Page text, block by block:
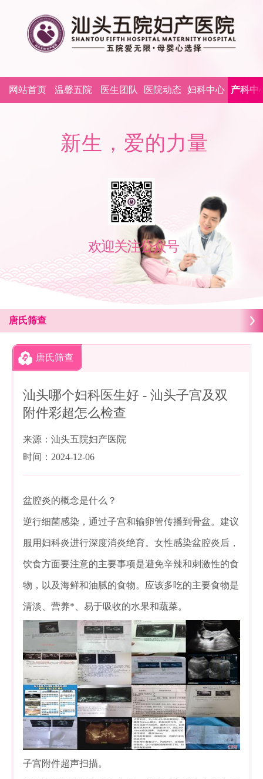
网站首页 温馨五院 医生团队 医院动态 妇科中心 产科中
欢 迎 关 注 公 众 号
新 生 ， 爱 的 力 量
欢迎关注公众号
精
唐氏筛查
唐氏筛查
汕头哪个妇科医生好 - 汕头子宫及双
附件彩超怎么检查
来源：汕头五院妇产医院
时间：2024-12-06
盆腔炎的概念是什么？
逆行细菌感染，通过子宫和输卵管传播到骨盆。建议
服用妇科炎进行深度消炎绝育。女性感染盆腔炎后，
饮食方面要注意的主要事项是避免辛辣和刺激性的食
物，以及海鲜和油腻的食物。应该多吃的主要食物是
清淡、营养*、易于吸收的水果和蔬菜。
子宫附件超声扫描。